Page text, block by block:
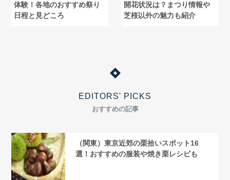
体験！各地のおすすめ祭り
日程と見どころ
開花状況は？まつり情報や
芝桜以外の魅力も紹介
EDITORS' PICKS
おすすめの記事
（関東）東京近郊の栗拾いスポット16
選！おすすめの服装や焼き栗レシピも